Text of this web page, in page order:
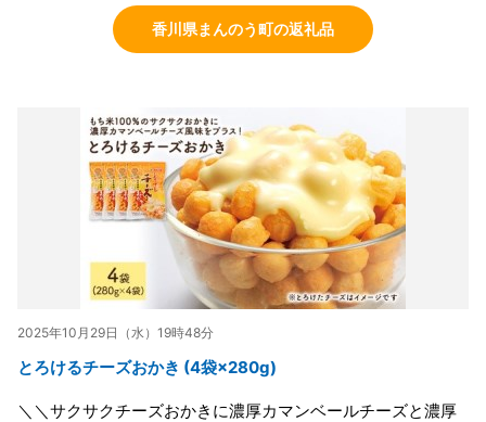
香川県まんのう町の返礼品
2025年10月29日（水）19時48分
とろけるチーズおかき (4袋×280g)
＼＼サクサクチーズおかきに濃厚カマンベールチーズと濃厚